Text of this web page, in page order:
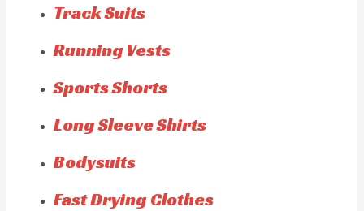
Track Suits
Running Vests
Sports Shorts
Long Sleeve Shirts
Bodysuits
Fast Drying Clothes